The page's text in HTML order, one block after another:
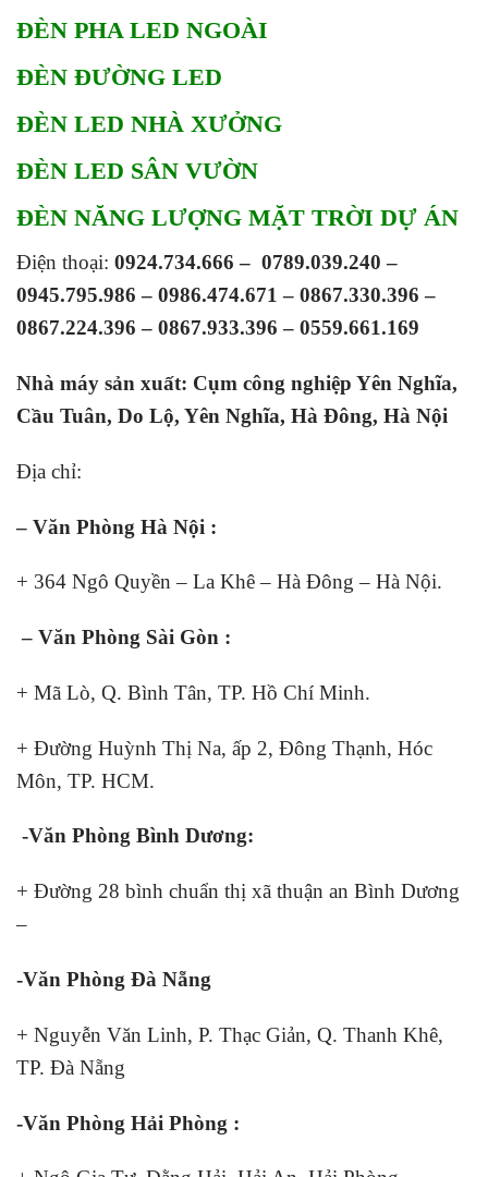
ĐÈN PHA LED NGOÀI
ĐÈN ĐƯỜNG LED
ĐÈN LED NHÀ XƯỞNG
ĐÈN LED SÂN VƯỜN
ĐÈN NĂNG LƯỢNG MẶT TRỜI DỰ ÁN
Điện thoại: 0924.734.666 – 0789.039.240 –
0945.795.986 – 0986.474.671 – 0867.330.396 –
0867.224.396 – 0867.933.396 – 0559.661.169
Nhà máy sản xuất: Cụm công nghiệp Yên Nghĩa,
Cầu Tuân, Do Lộ, Yên Nghĩa, Hà Đông, Hà Nội
Địa chỉ:
– Văn Phòng Hà Nội :
+ 364 Ngô Quyền – La Khê – Hà Đông – Hà Nội.
– Văn Phòng Sài Gòn :
+ Mã Lò, Q. Bình Tân, TP. Hồ Chí Minh.
+ Đường Huỳnh Thị Na, ấp 2, Đông Thạnh, Hóc
Môn, TP. HCM.
-Văn Phòng Bình Dương:
+ Đường 28 bình chuẩn thị xã thuận an Bình Dương
–
-Văn Phòng Đà Nẵng
+ Nguyễn Văn Linh, P. Thạc Giản, Q. Thanh Khê,
TP. Đà Nẵng
-Văn Phòng Hải Phòng :